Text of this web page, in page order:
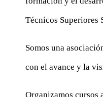
Técnicos Superiores
Somos una
con el avance y la
Organizamos cursos